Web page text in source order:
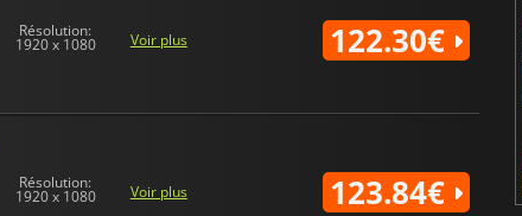
Résolution:
1920 x 1080 Voir plus 122.30€
Résolution:
1920 x 1080 Voir plus 123.84€